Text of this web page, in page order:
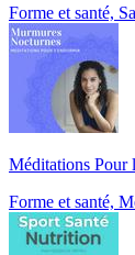
Forme et santé,
Méditations Pour
Forme et santé,